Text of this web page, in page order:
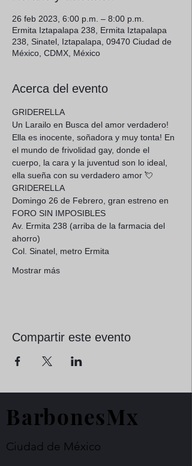
26 feb 2023, 6:00 p.m. – 8:00 p.m.
Ermita Iztapalapa 238, Ermita Iztapalapa
238, Sinatel, Iztapalapa, 09470 Ciudad de
México, CDMX, México
Acerca del evento
GRIDERELLA
Un Larailo en Busca del amor verdadero!
Ella es inocente, soñadora y muy tonta! En
el mundo de frivolidad gay, donde el
cuerpo, la cara y la juventud son lo ideal,
ella sueña con su verdadero amor 💘
GRIDERELLA
Domingo 26 de Febrero, gran estreno en
FORO SIN IMPOSIBLES
Av. Ermita 238 (arriba de la farmacia del
ahorro)
Col. Sinatel, metro Ermita
Mostrar más
Compartir este evento
BarbonesMx
Ciudad de México